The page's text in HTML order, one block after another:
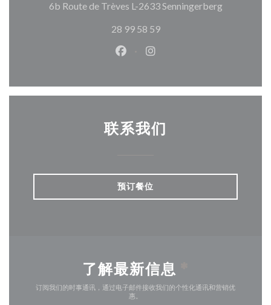
6b Route de Trèves L-2633 Senningerberg((在新窗口
28 99 58 59
Facebook ((在新窗口中打开))
Instagram ((在新窗口中
联系我们
预订餐位
了解最新信息
订阅我们的时事通讯，通过电子邮件接收我们的个性化通讯和营销优
惠。